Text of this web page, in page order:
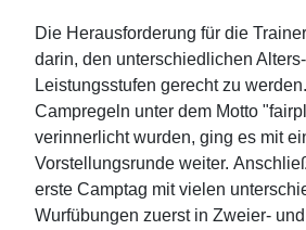
Die Herausforderung für die
darin, den unterschiedlichen
Leistungsstufen gerecht zu
Campregeln unter dem Motto
verinnerlicht wurden, ging es mit
Vorstellungsrunde weiter.
erste Camptag mit vielen
Wurfübungen zuerst in Zweier-